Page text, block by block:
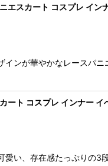
エスカート コスプレ イン
ンが華やかなレースパニ
ート コスプレ インナー イ
い、存在感たっぷりの3